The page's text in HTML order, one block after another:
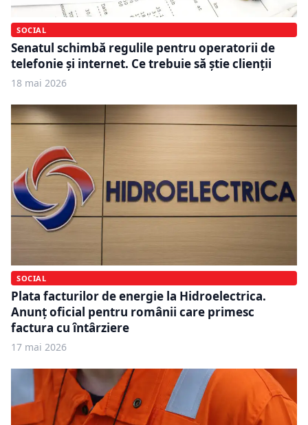
SOCIAL
Senatul schimbă regulile pentru operatorii de
telefonie și internet. Ce trebuie să știe clienții
18 mai 2026
SOCIAL
Plata facturilor de energie la Hidroelectrica.
Anunț oficial pentru românii care primesc
factura cu întârziere
17 mai 2026